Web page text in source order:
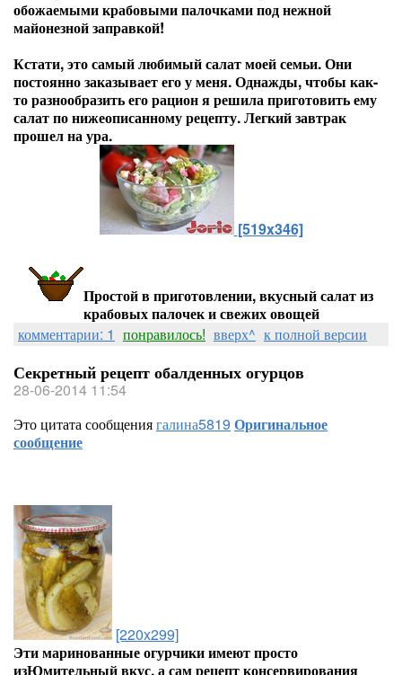
обожаемыми крабовыми палочками под нежной
майонезной заправкой!
Кстати, это самый любимый салат моей семьи. Они
постоянно заказывает его у меня. Однажды, чтобы как-
то разнообразить его рацион я решила приготовить ему
салат по нижеописанному рецепту. Легкий завтрак
прошел на ура.
[519x346]
Простой в приготовлении, вкусный салат из
крабовых палочек и свежих овощей
комментарии: 1 понравилось! вверх^ к полной версии
Секретный рецепт обалденных огурцов
28-06-2014 11:54
Это цитата сообщениягалина5819 Оригинальное
сообщение
[220x299]
Эти маринованные огурчики имеют просто
изЮмительный вкус, а сам рецепт консервирования